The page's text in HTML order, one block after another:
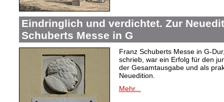
Eindringlich und verdichtet. Zur
Schuberts Messe in G
Franz Schuberts Messe in G-
schrieb, war ein Erfolg für den
der Gesamtausgabe und als
Neuedition.
Mehr...